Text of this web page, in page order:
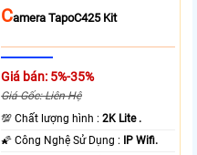
CAmera TapoC425 Kit
Giá bán: 5%-35%
Giá Gốc: Liên Hệ
💯 Chất lượng hình :2K Lite .
🌠 Công Nghệ Sử Dụng :
IP Wifi.